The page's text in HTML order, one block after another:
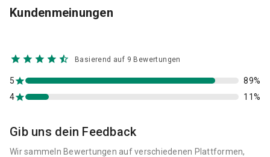
Kundenmeinungen
Basierend auf 9 Bewertungen
4 11%
5 89%
Gib uns dein Feedback
Wir sammeln Bewertungen auf verschiedenen Plattformen,